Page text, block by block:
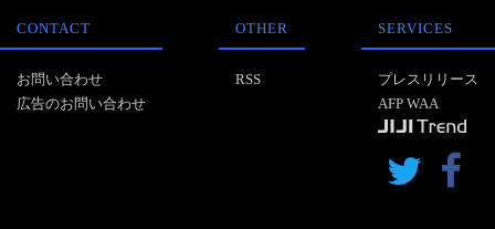
CONTACT
お問い合わせ
広告のお問い合わせ
OTHER
RSS
SERVICES
プレスリリース
AFP WAA